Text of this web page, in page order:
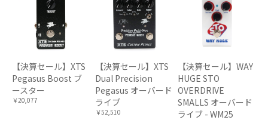
【決算セール】XTS
Pegasus Boost ブ
ースター
￥20,077
【決算セール】XTS
Dual Precision
Pegasus オーバード
ライブ
￥52,510
【決算セール】WAY
HUGE STO
OVERDRIVE
SMALLS オーバード
ライブ - WM25